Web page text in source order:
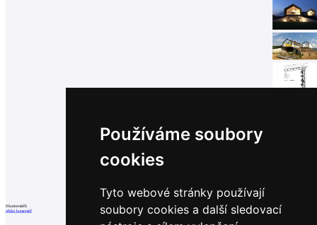
Používáme soubory
cookies
Tyto webové stránky používají
soubory cookies a další sledovací
0komentářů
přidat komentář